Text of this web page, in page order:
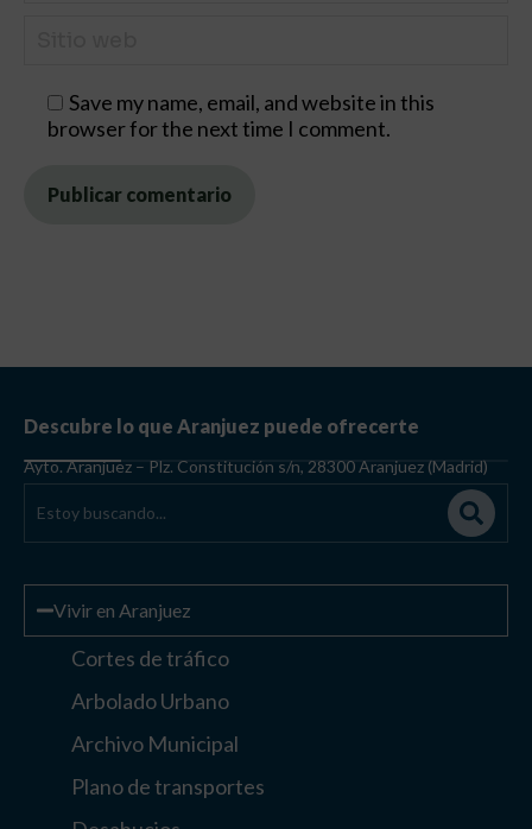
Save my name, email, and website in this
browser for the next time I comment.
Publicar comentario
Descubre lo que Aranjuez puede ofrecerte
Ayto. Aranjuez – Plz. Constitución s/n, 28300 Aranjuez (Madrid)
Vivir en Aranjuez
Cortes de tráfico
Arbolado Urbano
Archivo Municipal
Plano de transportes